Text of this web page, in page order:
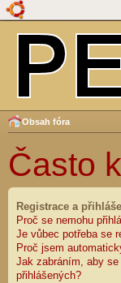
Obsah fóra
Často
Registrace a
Proč se nemohu
Je vůbec potřeba se
Proč jsem
Jak zabráním, aby
přihlášených?